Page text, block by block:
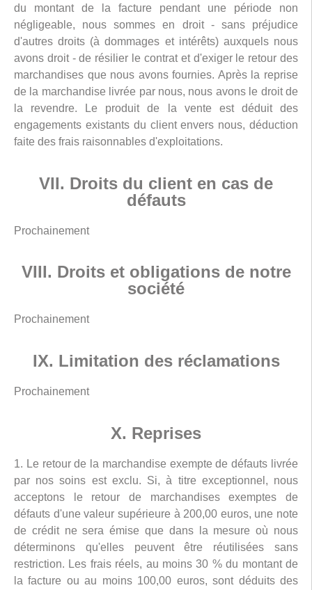
du montant de la facture pendant une période non
négligeable, nous sommes en droit - sans préjudice
d'autres droits (à dommages et intérêts) auxquels nous
avons droit - de résilier le contrat et d'exiger le retour des
marchandises que nous avons fournies. Après la reprise
de la marchandise livrée par nous, nous avons le droit de
la revendre. Le produit de la vente est déduit des
engagements existants du client envers nous, déduction
faite des frais raisonnables d'exploitations.
VII. Droits du client en cas de
défauts
Prochainement
VIII. Droits et obligations de notre
société
Prochainement
IX. Limitation des réclamations
Prochainement
X. Reprises
1. Le retour de la marchandise exempte de défauts livrée
par nos soins est exclu. Si, à titre exceptionnel, nous
acceptons le retour de marchandises exemptes de
défauts d'une valeur supérieure à 200,00 euros, une note
de crédit ne sera émise que dans la mesure où nous
déterminons qu'elles peuvent être réutilisées sans
restriction. Les frais réels, au moins 30 % du montant de
la facture ou au moins 100,00 euros, sont déduits des